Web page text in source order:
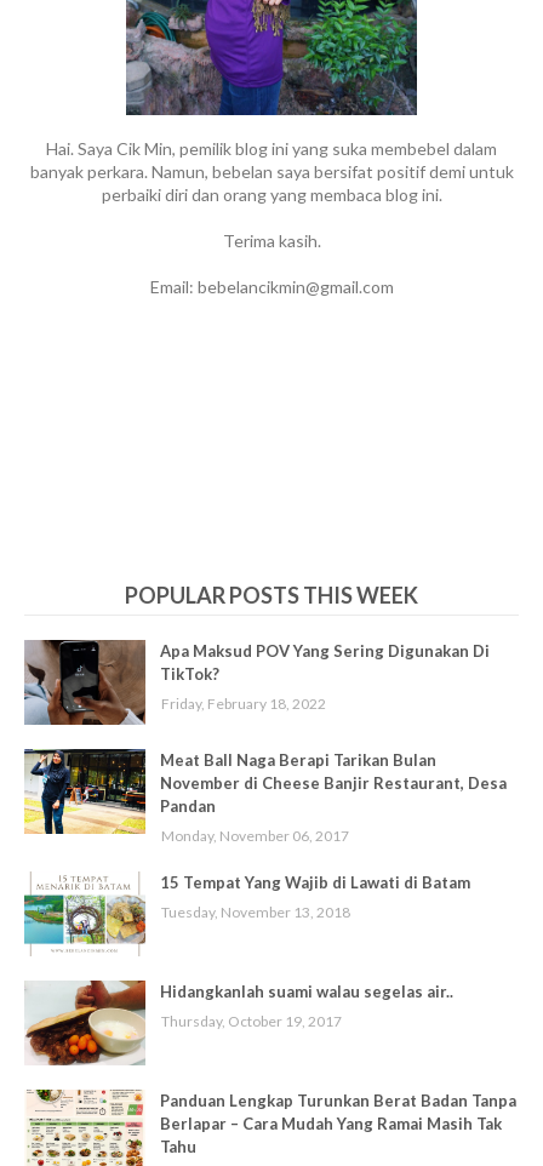
Hai. Saya Cik Min, pemilik blog ini yang suka membebel dalam
banyak perkara. Namun, bebelan saya bersifat positif demi untuk
perbaiki diri dan orang yang membaca blog ini.
Terima kasih.
Email: bebelancikmin@gmail.com
POPULAR POSTS THIS WEEK
Apa Maksud POV Yang Sering Digunakan Di
TikTok?
Friday, February 18, 2022
Meat Ball Naga Berapi Tarikan Bulan
November di Cheese Banjir Restaurant, Desa
Pandan
Monday, November 06, 2017
15 Tempat Yang Wajib di Lawati di Batam
Tuesday, November 13, 2018
Hidangkanlah suami walau segelas air..
Thursday, October 19, 2017
Panduan Lengkap Turunkan Berat Badan Tanpa
Berlapar – Cara Mudah Yang Ramai Masih Tak
Tahu